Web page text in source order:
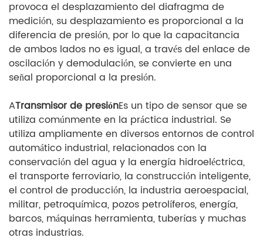
provoca el desplazamiento del diafragma de
medición, su desplazamiento es proporcional a la
diferencia de presión, por lo que la capacitancia
de ambos lados no es igual, a través del enlace de
oscilación y demodulación, se convierte en una
señal proporcional a la presión.
ATransmisor de presiónEs un tipo de sensor que se
utiliza comúnmente en la práctica industrial. Se
utiliza ampliamente en diversos entornos de control
automático industrial, relacionados con la
conservación del agua y la energía hidroeléctrica,
el transporte ferroviario, la construcción inteligente,
el control de producción, la industria aeroespacial,
militar, petroquímica, pozos petrolíferos, energía,
barcos, máquinas herramienta, tuberías y muchas
otras industrias.